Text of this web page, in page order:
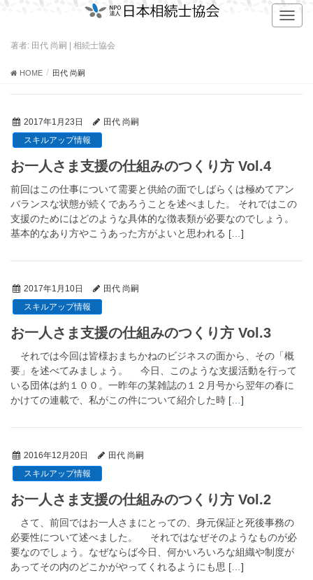
T
o
t
n
著者: 田代 尚嗣 | 相続士協会
HOME 田代 尚嗣
2017年1月23日
田代 尚嗣
スキルアップ情報
お一人さま支援の仕組みのつくり方 Vol.4
前回はこの仕事について需要と供給の面でしばらくは極めてアン
バランスな状態が続くであろうことを述べました。 それではこの
支援のためにはどのような具体的な徴表類が必要なのでしょう。
基本的なあり方やこうあった方がよいと思われる [
]
2017年1月10日
田代 尚嗣
スキルアップ情報
お一人さま支援の仕組みのつくり方 Vol.3
それでは今回は皆様おまちかねのビジネスの面から、その「概
要」を述べてみましょう。 今日、このような支援活動を行って
いる団体は約１００。一昨年の某雑誌の１２月号から翌年の春に
かけての連載で、私がこの件について紹介した時 [
]
2016年12月20日
田代 尚嗣
スキルアップ情報
お一人さま支援の仕組みのつくり方 Vol.2
さて、前回ではお一人さまにとっての、身元保証と死後事務の
必要性について述べました。 それではなぜそのようなものが必
要なのでしょう。なぜならば今日、何かいろいろな組織や制度が
あってその内のどこかがやってくれるようにも思 [
]